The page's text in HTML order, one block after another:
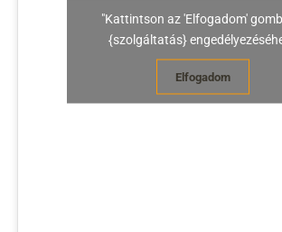
"Kattintson az 'Elfogadom'
{szolgáltatás}
Elfogadom